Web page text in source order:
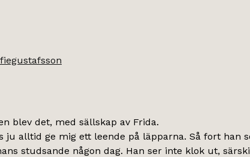
blev det, med sällskap av Frida.
alltid ge mig ett leende på läpparna. Så fort han
studsande någon dag. Han ser inte klok ut,